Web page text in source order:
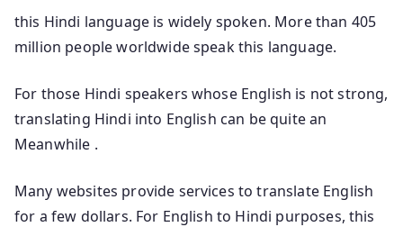
this Hindi language is widely spoken. More than 405
million people worldwide speak this language.
For those Hindi speakers whose English is not strong,
translating Hindi into English can be quite an
Meanwhile .
Many websites provide services to translate English
for a few dollars. For English to Hindi purposes, this